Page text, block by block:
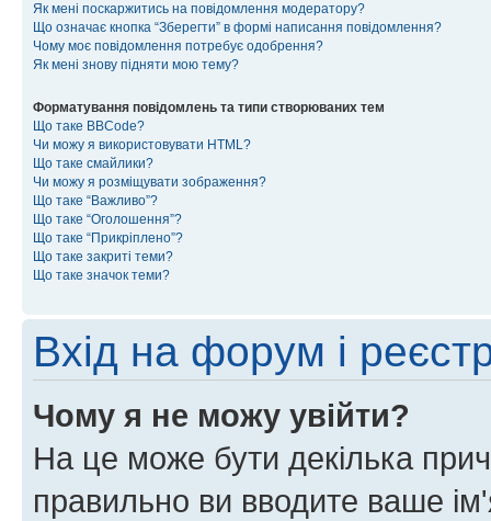
Як мені поскаржитись на повідомлення модератору?
Що означає кнопка “Зберегти” в формі написання повідомлення?
Чому моє повідомлення потребує одобрення?
Як мені знову підняти мою тему?
Форматування повідомлень та типи створюваних тем
Що таке BBCode?
Чи можу я використовувати HTML?
Що таке смайлики?
Чи можу я розміщувати зображення?
Що таке “Важливо”?
Що таке “Оголошення”?
Що таке “Прикріплено”?
Що таке закриті теми?
Що таке значок теми?
Вхід на форум і
Чому я не можу увійти?
На це може бути декілька
правильно ви вводите ваше